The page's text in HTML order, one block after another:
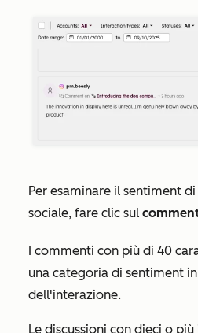
Per esaminare il sentiment
sociale, fare clic sul
I commenti con più di 40
una categoria di sentiment
dell'interazione.
Le discussioni con dieci o